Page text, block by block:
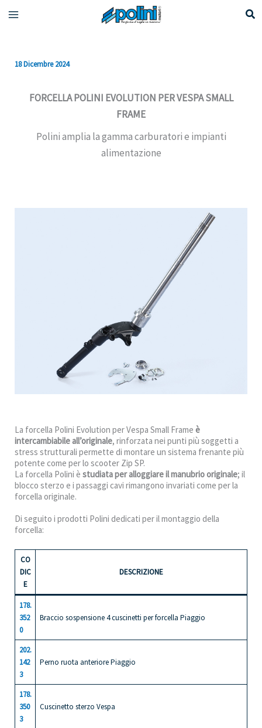
18 Dicembre 2024
FORCELLA POLINI EVOLUTION PER VESPA SMALL
FRAME
Polini amplia la gamma carburatori e impianti
alimentazione
La forcella Polini Evolution per Vespa Small Frame è
intercambiabile all’originale, rinforzata nei punti più soggetti a
stress strutturali permette di montare un sistema frenante più
potente come per lo scooter Zip SP.
La forcella Polini è studiata per alloggiare il manubrio originale; il
blocco sterzo e i passaggi cavi rimangono invariati come per la
forcella originale.
Di seguito i prodotti Polini dedicati per il montaggio della
forcella:
CO
DIC
E
DESCRIZIONE
178.
352
0
Braccio sospensione 4 cuscinetti per forcella Piaggio
202.
142
3
Perno ruota anteriore Piaggio
178.
350
3
Cuscinetto sterzo Vespa